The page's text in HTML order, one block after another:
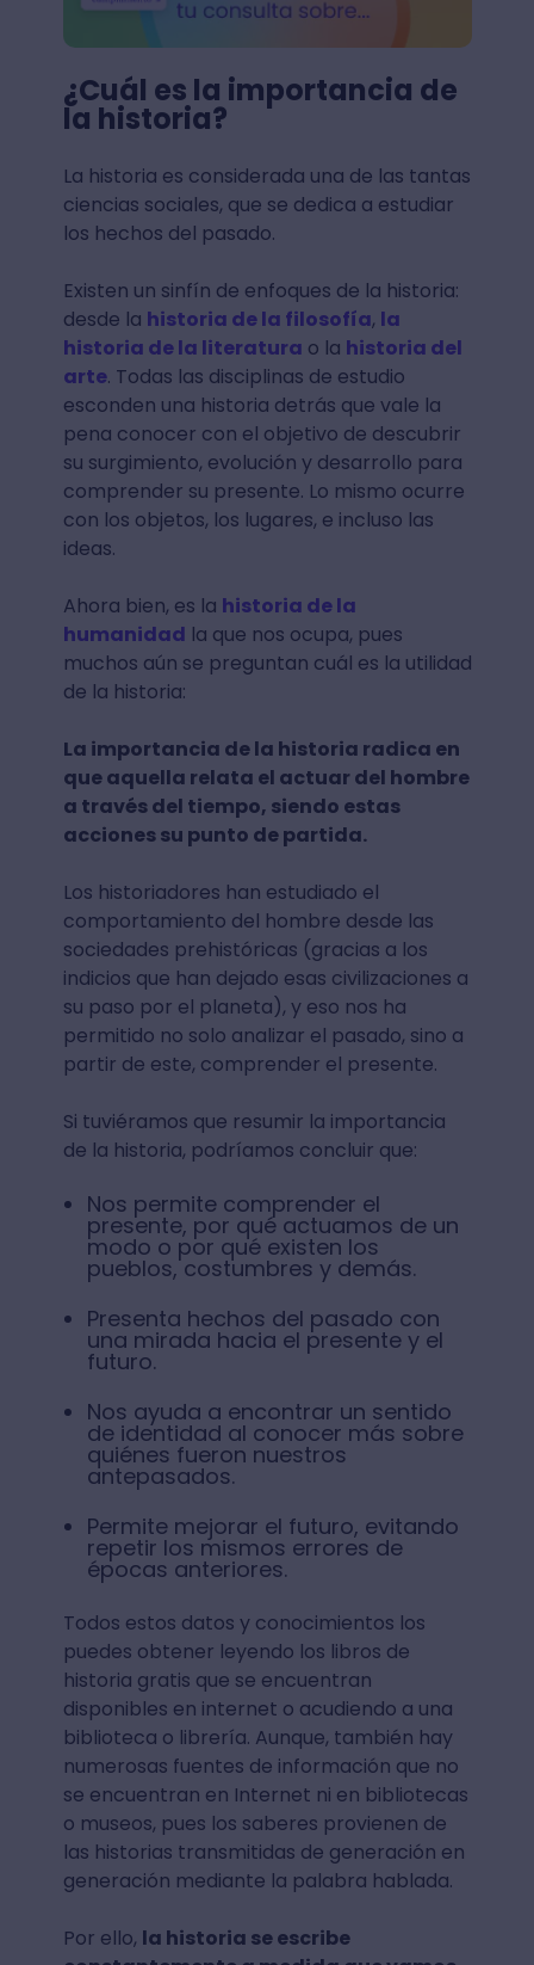
¿Cuál es la importancia de
la historia?
La historia es considerada una de las tantas
ciencias sociales, que se dedica a estudiar
los hechos del pasado.
Existen un sinfín de enfoques de la historia:
desde la historia de la filosofía, la
historia de la literatura o la historia del
arte. Todas las disciplinas de estudio
esconden una historia detrás que vale la
pena conocer con el objetivo de descubrir
su surgimiento, evolución y desarrollo para
comprender su presente. Lo mismo ocurre
con los objetos, los lugares, e incluso las
ideas.
Ahora bien, es la historia de la
humanidad la que nos ocupa, pues
muchos aún se preguntan cuál es la utilidad
de la historia:
La importancia de la historia radica en
que aquella relata el actuar del hombre
a través del tiempo, siendo estas
acciones su punto de partida.
Los historiadores han estudiado el
comportamiento del hombre desde las
sociedades prehistóricas (gracias a los
indicios que han dejado esas civilizaciones a
su paso por el planeta), y eso nos ha
permitido no solo analizar el pasado, sino a
partir de este, comprender el presente.
Si tuviéramos que resumir la importancia
de la historia, podríamos concluir que:
Nos permite comprender el
presente, por qué actuamos de un
modo o por qué existen los
pueblos, costumbres y demás.
Presenta hechos del pasado con
una mirada hacia el presente y el
futuro.
Nos ayuda a encontrar un sentido
de identidad al conocer más sobre
quiénes fueron nuestros
antepasados.
Permite mejorar el futuro, evitando
repetir los mismos errores de
épocas anteriores.
Todos estos datos y conocimientos los
puedes obtener leyendo los libros de
historia gratis que se encuentran
disponibles en internet o acudiendo a una
biblioteca o librería. Aunque, también hay
numerosas fuentes de información que no
se encuentran en Internet ni en bibliotecas
o museos, pues los saberes provienen de
las historias transmitidas de generación en
generación mediante la palabra hablada.
Por ello, la historia se escribe